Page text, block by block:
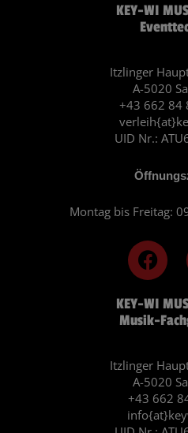
KEY-WI
Musik-
Itzlinger
A-5020
+43 662
F
a
c
e
b
o
k
KEY-WI
Itzlinger
A-5020
+43 662 84
UID Nr.:
Montag bis Freitag: